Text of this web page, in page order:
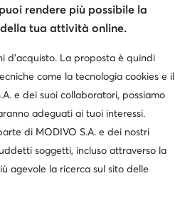
rendere più possibile la
tua attività online.
d’acquisto. La proposta è quindi
come la tecnologia cookies e il
e dei suoi collaboratori, possiamo
adeguati ai tuoi interessi.
di MODIVO S.A. e dei nostri
soggetti, incluso attraverso la
agevole la ricerca sul sito delle